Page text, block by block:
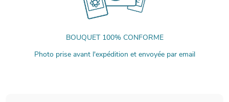
BOUQUET 100% CONFORME
Photo prise avant l'expédition et envoyée par email